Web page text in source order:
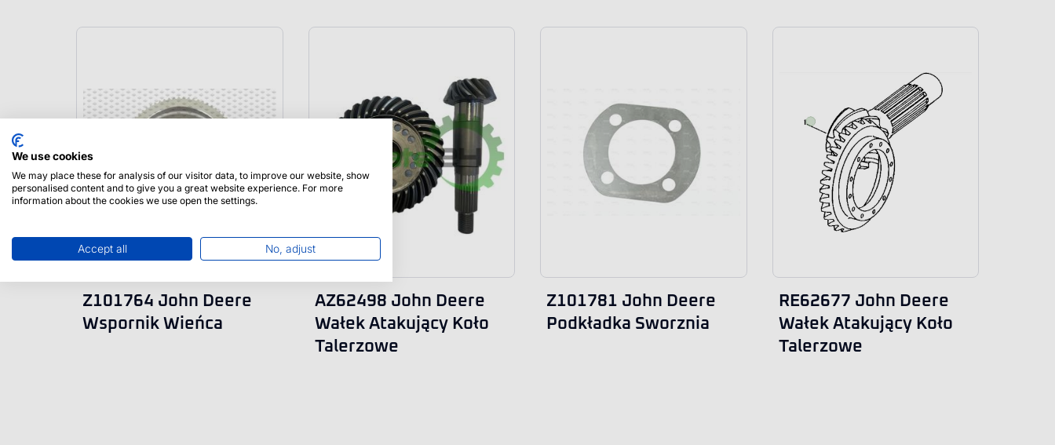
Z101764 John Deere
Wspornik Wieńca
AZ62498 John Deere
Wałek Atakujący Koło
Talerzowe
Z101781 John Deere
Podkładka Sworznia
RE62677 John Deere
Wałek Atakujący Koło
Talerzowe
We use cookies
We may place these for analysis of our visitor data, to improve our website, show
personalised content and to give you a great website experience. For more
information about the cookies we use open the settings.
Accept all No, adjust